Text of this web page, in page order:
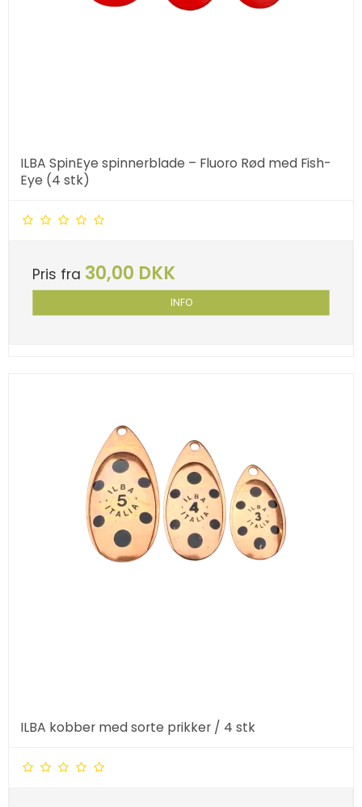
ILBA SpinEye spinnerblade – Fluoro Rød med Fish-
Eye (4 stk)
Pris fra 30,00 DKK
INFO
ILBA kobber med sorte prikker / 4 stk